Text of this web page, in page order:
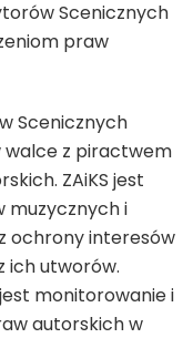
Scenicznych
praw
Scenicznych
walce z piractwem
ZAiKS jest
muzycznych i
ochrony interesów
ich utworów.
monitorowanie i
autorskich w